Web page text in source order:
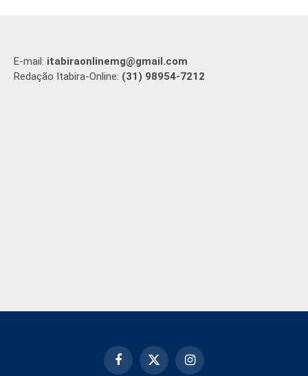
E-mail: itabiraonlinemg@gmail.com
Redação Itabira-Online: (31) 98954-7212
Facebook
X
Instagram